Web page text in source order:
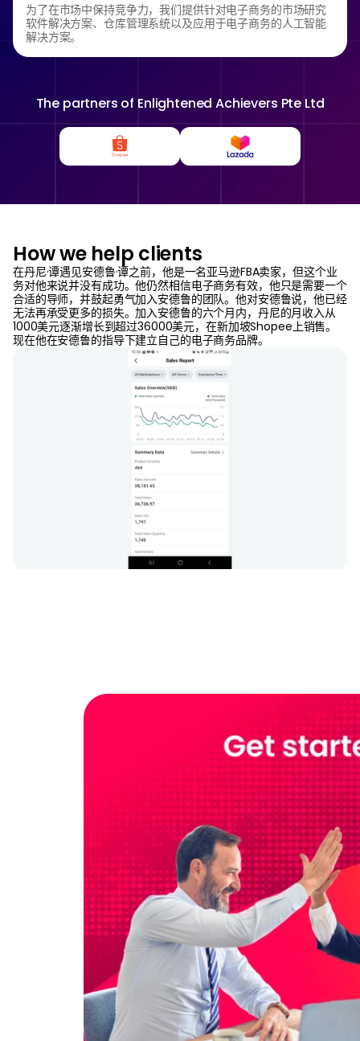
为了在市场中保持竞争力，我们提供针对电子商务的市场研究
软件解决方案、仓库管理系统以及应用于电子商务的人工智能
解决方案。
The partners of Enlightened Achievers Pte Ltd
How we help clients
在丹尼·谭遇见安德鲁·谭之前，他是一名亚马逊FBA卖家，但这个业
务对他来说并没有成功。他仍然相信电子商务有效，他只是需要一个
合适的导师，并鼓起勇气加入安德鲁的团队。他对安德鲁说，他已经
无法再承受更多的损失。加入安德鲁的六个月内，丹尼的月收入从
1000美元逐渐增长到超过36000美元，在新加坡Shopee上销售。
现在他在安德鲁的指导下建立自己的电子商务品牌。